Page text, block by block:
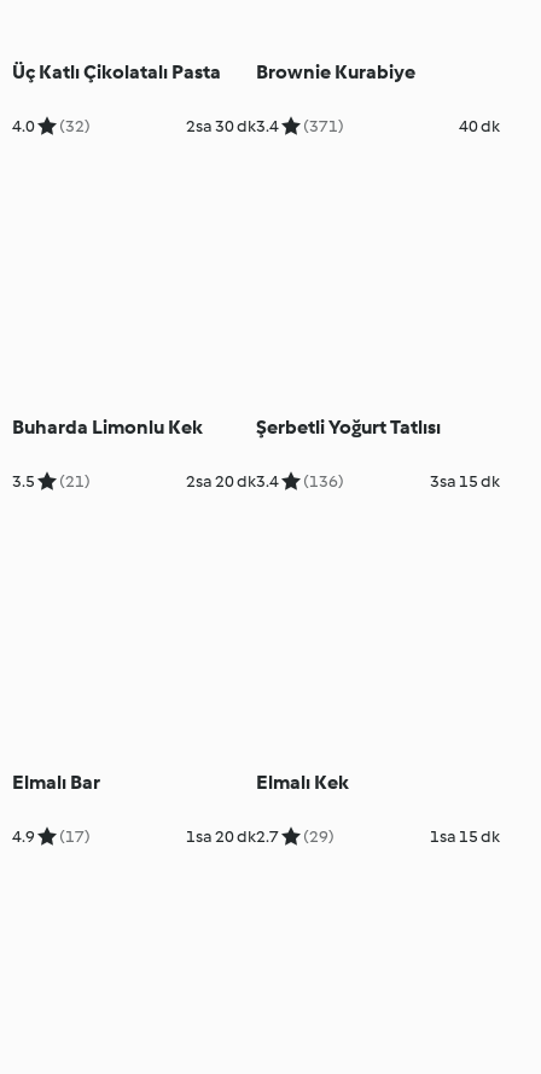
Üç Katlı Çikolatalı Pasta
4.0 (32) 2sa 30 dk
Brownie Kurabiye
3.4 (371) 40 dk
Buharda Limonlu Kek
3.5 (21) 2sa 20 dk
Şerbetli Yoğurt Tatlısı
3.4 (136) 3sa 15 dk
Elmalı Bar
4.9 (17) 1sa 20 dk
Elmalı Kek
2.7 (29) 1sa 15 dk